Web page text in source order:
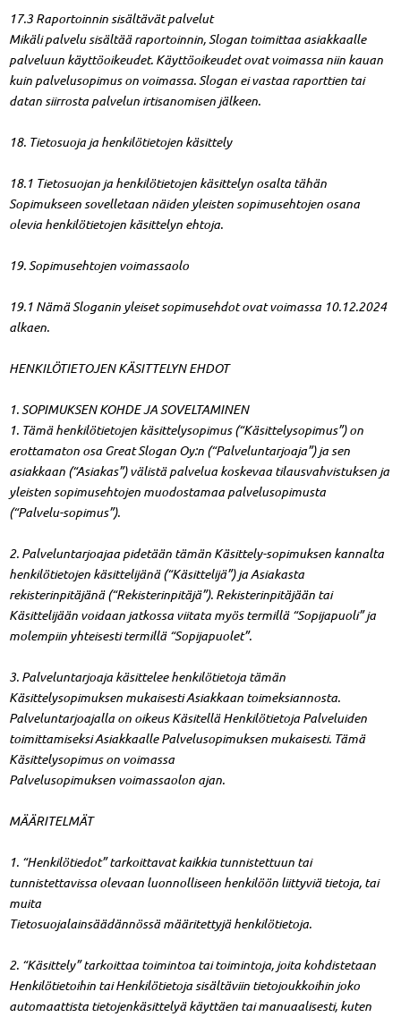
17.3 Raportoinnin sisältävät palvelut
Mikäli palvelu sisältää raportoinnin, Slogan toimittaa asiakkaalle
palveluun käyttöoikeudet. Käyttöoikeudet ovat voimassa niin kauan
kuin palvelusopimus on voimassa. Slogan ei vastaa raporttien tai
datan siirrosta palvelun irtisanomisen jälkeen.
18. Tietosuoja ja henkilötietojen käsittely
18.1 Tietosuojan ja henkilötietojen käsittelyn osalta tähän
Sopimukseen sovelletaan näiden yleisten sopimusehtojen osana
olevia henkilötietojen käsittelyn ehtoja.
19. Sopimusehtojen voimassaolo
19.1 Nämä Sloganin yleiset sopimusehdot ovat voimassa 10.12.2024
alkaen.
HENKILÖTIETOJEN KÄSITTELYN EHDOT
1. SOPIMUKSEN KOHDE JA SOVELTAMINEN
1. Tämä henkilötietojen käsittelysopimus (“Käsittelysopimus”) on
erottamaton osa Great Slogan Oy:n (“Palveluntarjoaja”) ja sen
asiakkaan (“Asiakas”) välistä palvelua koskevaa tilausvahvistuksen ja
yleisten sopimusehtojen muodostamaa palvelusopimusta
(“Palvelu-sopimus”).
2. Palveluntarjoajaa pidetään tämän Käsittely-sopimuksen kannalta
henkilötietojen käsittelijänä (“Käsittelijä”) ja Asiakasta
rekisterinpitäjänä (“Rekisterinpitäjä”). Rekisterinpitäjään tai
Käsittelijään voidaan jatkossa viitata myös termillä “Sopijapuoli” ja
molempiin yhteisesti termillä “Sopijapuolet”.
3. Palveluntarjoaja käsittelee henkilötietoja tämän
Käsittelysopimuksen mukaisesti Asiakkaan toimeksiannosta.
Palveluntarjoajalla on oikeus Käsitellä Henkilötietoja Palveluiden
toimittamiseksi Asiakkaalle Palvelusopimuksen mukaisesti. Tämä
Käsittelysopimus on voimassa
Palvelusopimuksen voimassaolon ajan.
MÄÄRITELMÄT
1. “Henkilötiedot” tarkoittavat kaikkia tunnistettuun tai
tunnistettavissa olevaan luonnolliseen henkilöön liittyviä tietoja, tai
muita
Tietosuojalainsäädännössä määritettyjä henkilötietoja.
2. “Käsittely” tarkoittaa toimintoa tai toimintoja, joita kohdistetaan
Henkilötietoihin tai Henkilötietoja sisältäviin tietojoukkoihin joko
automaattista tietojenkäsittelyä käyttäen tai manuaalisesti, kuten